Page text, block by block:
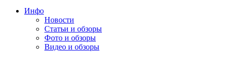
Инфо
Новости
Статьи и обзоры
Фото и обзоры
Видео и обзоры